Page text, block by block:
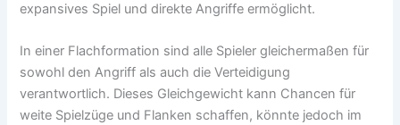
expansives Spiel und direkte Angriffe ermöglicht.
In einer Flachformation sind alle Spieler gleichermaßen für
sowohl den Angriff als auch die Verteidigung
verantwortlich. Dieses Gleichgewicht kann Chancen für
weite Spielzüge und Flanken schaffen, könnte jedoch im